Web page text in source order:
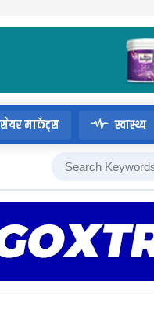
सेयर मार्केट्स स्वास्थ्य